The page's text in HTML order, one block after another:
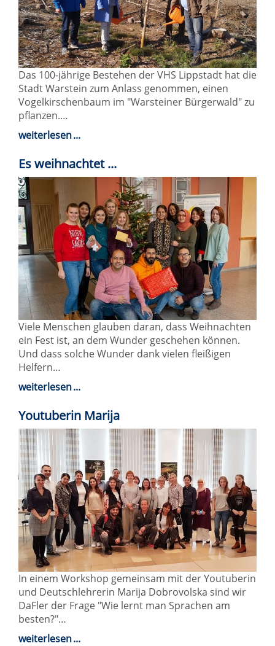
Das 100-jährige Bestehen der VHS Lippstadt hat die
Stadt Warstein zum Anlass genommen, einen
Vogelkirschenbaum im "Warsteiner Bürgerwald" zu
pflanzen.…
weiterlesen
Es weihnachtet ...
Viele Menschen glauben daran, dass Weihnachten
ein Fest ist, an dem Wunder geschehen können.
Und dass solche Wunder dank vielen fleißigen
Helfern…
weiterlesen
Youtuberin Marija
In einem Workshop gemeinsam mit der Youtuberin
und Deutschlehrerin Marija Dobrovolska sind wir
DaFler der Frage "Wie lernt man Sprachen am
besten?"…
weiterlesen